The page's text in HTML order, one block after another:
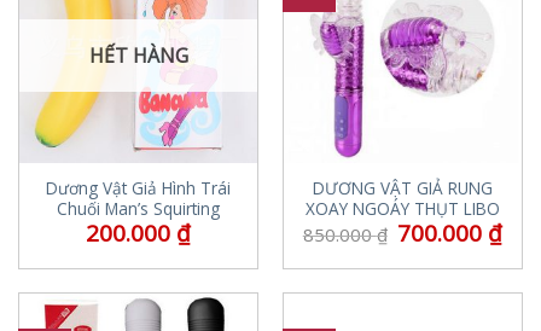
HẾT HÀNG
Dương Vật Giả Hình Trái
Chuối Man’s Squirting
200.000 ₫
DƯƠNG VẬT GIẢ RUNG
XOAY NGOÁY THỤT LIBO
850.000₫ 700.000 ₫